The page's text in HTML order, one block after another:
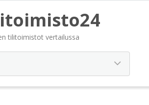
tilitoimistot vertailussa